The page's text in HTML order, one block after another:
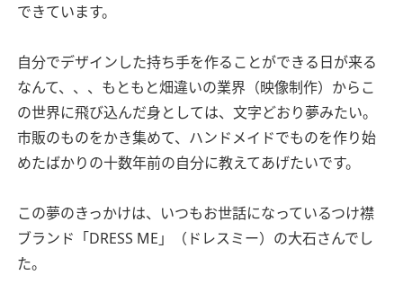
できています。
自分でデザインした持ち手を作ることができる日が来る
なんて、、、もともと畑違いの業界（映像制作）からこ
の世界に飛び込んだ身としては、文字どおり夢みたい。
市販のものをかき集めて、ハンドメイドでものを作り始
めたばかりの十数年前の自分に教えてあげたいです。
この夢のきっかけは、いつもお世話になっているつけ襟
ブランド「DRESS ME」（ドレスミー）の大石さんでし
た。